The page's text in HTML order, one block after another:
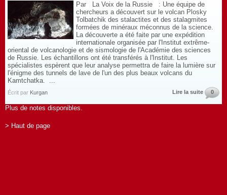
Par La Voix de la Russie : Une équipe de
chercheurs a découvert sur le volcan Plosky
Tolbatchik des stalactites et des stalagmites
formées de minéraux méconnus de la science.
La découverte a été faite par une expédition
internationale organisée par l'Institut extrême-
oriental de volcanologie et de sismologie de l'Académie des sciences
de Russie. Les échantillons ont été transférés à l'Institut. Les
spécialistes espèrent que leur analyse permettra de faire la lumière sur
l'énigme des tunnels de lave de l'un des plus beaux volcans du
Kamtchatka. ...
Écrit par Kurgan Lire la suite 0
Plus de notes disponibles.
> Haut de page